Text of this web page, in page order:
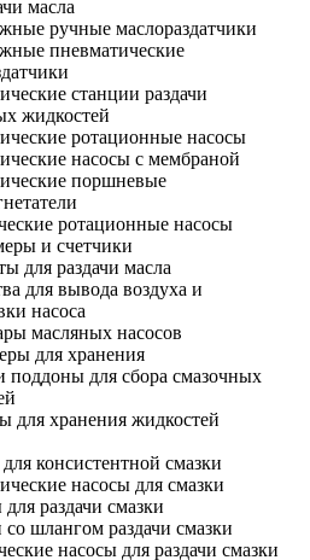
масла
ручные маслораздатчики
пневматические
станции раздачи
жидкостей
ротационные насосы
насосы с мембраной
поршневые
ротационные насосы
и счетчики
для раздачи масла
для вывода воздуха и
насоса
масляных насосов
для хранения
поддоны для сбора смазочных
для хранения жидкостей
консистентной смазки
насосы для смазки
раздачи смазки
шлангом раздачи смазки
насосы для раздачи смазки